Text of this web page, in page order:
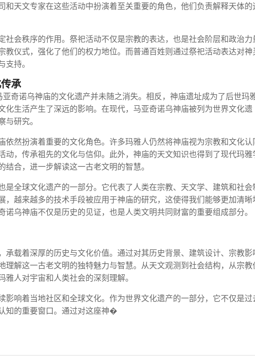
和天文专家在这些活动中扮演着至关重要的角色，他们负责解释天体的
社会秩序的作用。祭祀活动不仅是宗教的表达，也是社会阶层和政治力
教仪式，强化了他们的权力地位。而普通百姓则通过祭祀活动表达对神
持。
承
奇诺乌神庙的文化遗产并未随之消失。相反，神庙遗址成为了后世玛
化生活产生了深远的影响。在现代，马亚奇诺乌神庙被列为世界文化遗
研究。
依然扮演着重要的文化角色。许多玛雅人仍然将神庙视为宗教和文化认
动，传承祖先的文化与信仰。此外，神庙的天文知识也得到了现代玛雅
合，进一步解读这一古老文明的智慧。
是全球文化遗产的一部分。它代表了人类在宗教、天文学、建筑和社会
，越来越多的技术手段被应用于神庙的研究，这使得我们能够更加清晰
乌神庙不仅是历史的见证，也是人类文明共同财富的重要组成部分。
承载着深厚的历史与文化价值。通过对其历史背景、建筑设计、宗教影
理解这一古老文明的独特魅力与智慧。从天文观测到社会结构，从宗教
人对宇宙和人类社会的深刻理解。
影响着当地社区和全球文化。作为世界文化遗产的一部分，它不仅是过
知的重要窗口。通过对这座神�